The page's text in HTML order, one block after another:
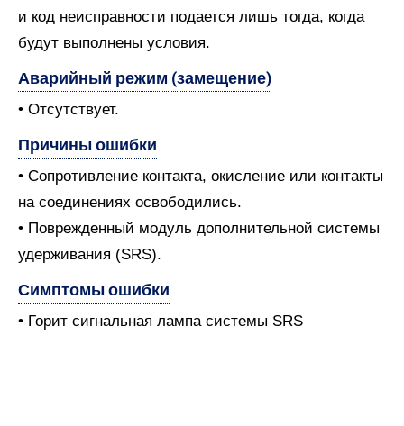
и код неисправности подается лишь тогда, когда
будут выполнены условия.
Аварийный режим (замещение)
• Отсутствует.
Причины ошибки
• Сопротивление контакта, окисление или контакты
на соединениях освободились.
• Поврежденный модуль дополнительной системы
удерживания (SRS).
Симптомы ошибки
• Горит сигнальная лампа системы SRS